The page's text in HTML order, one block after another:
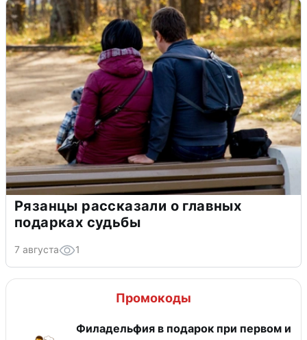
Рязанцы рассказали о главных
подарках судьбы
7 августа 1
Промокоды
Филадельфия в подарок при первом и